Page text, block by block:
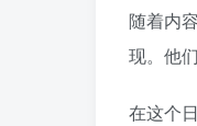
随着内
现。他
在这个